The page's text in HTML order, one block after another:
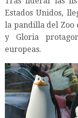
Estados Unidos,
la pandilla del Zoo
y Gloria
europeas.